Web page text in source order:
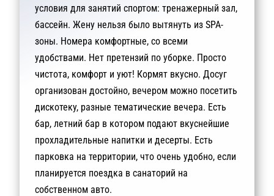
условия для занятий спортом: тренажерный зал,
бассейн. Жену нельзя было вытянуть из SPA-
зоны. Номера комфортные, со всеми
удобствами. Нет претензий по уборке. Просто
чистота, комфорт и уют! Кормят вкусно. Досуг
организован достойно, вечером можно посетить
дискотеку, разные тематические вечера. Есть
бар, летний бар в котором подают вкуснейшие
прохладительные напитки и десерты. Есть
парковка на территории, что очень удобно, если
планируется поездка в санаторий на
собственном авто.